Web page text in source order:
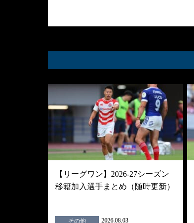
【リーグワン】2026-27シーズン
移籍加入選手まとめ（随時更新）
その他 2026.08.03